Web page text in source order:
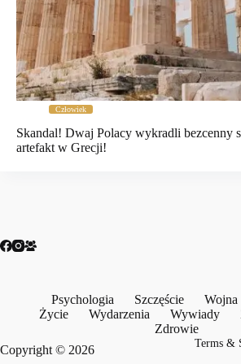
Człowiek
Skandal! Dwaj Polacy wykradli bezcenny
artefakt w Grecji!
Psychologia Szczęście Wojna
Życie
Wydarzenia Wywiady
Zdrowie
Copyright © 2026
Terms &